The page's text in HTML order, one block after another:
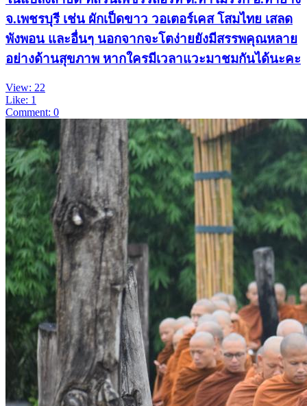
จ.เพชรบุรี เช่น ผักเป็ดขาว วอเตอร์เคส โสมไทย เสลด
พังพอน และอื่นๆ นอกจากจะโตง่ายยังมีสรรพคุณหลาย
อย่างด้านสุขภาพ หากใครมีเวลาแวะมาชมกันได้นะคะ
View: 22
Like: 1
Comment: 0